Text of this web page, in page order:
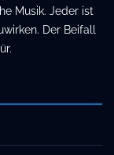
Musik. Jeder ist
Der Beifall